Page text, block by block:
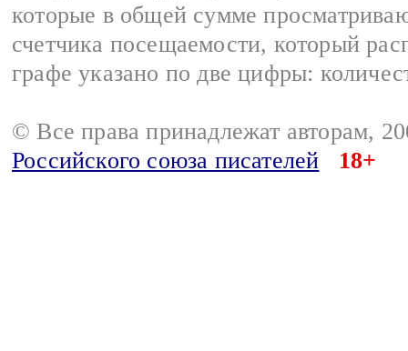
которые в общей сумме
счетчика посещаемости, который
графе указано по две цифры:
© Все права принадлежат авторам,
Российского союза писателей
18+